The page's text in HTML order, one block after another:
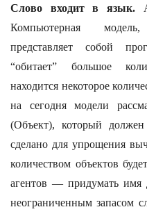
Слово входит в язык.
Компьютерная
представляет собой
“обитает” большое
находится некоторое
на сегодня модели
(Объект), который
сделано для упрощения
количеством объектов
агентов — придумать имя
неограниченным запасом